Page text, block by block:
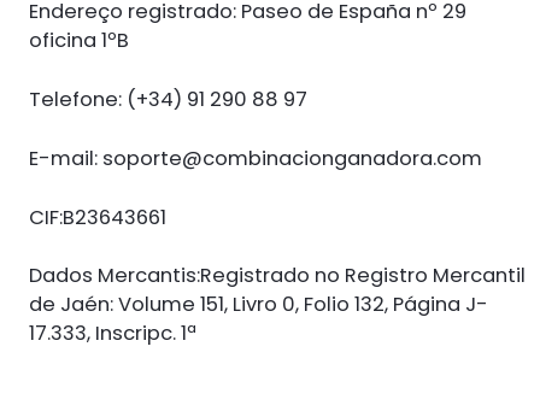
Endereço registrado: Paseo de España nº 29
oficina 1ºB
Telefone: (+34) 91 290 88 97
E-mail: soporte@combinacionganadora.com
CIF:B23643661
Dados Mercantis:Registrado no Registro Mercantil
de Jaén: Volume 151, Livro 0, Folio 132, Página J-
17.333, Inscripc. 1ª